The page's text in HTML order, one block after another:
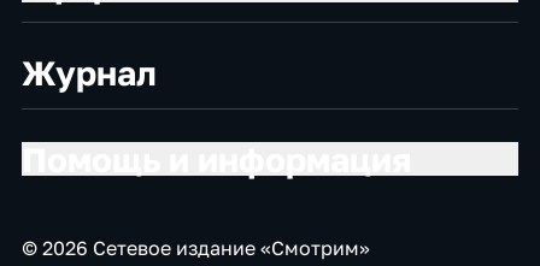
Журнал
© 2026 Сетевое издание «Смотрим»